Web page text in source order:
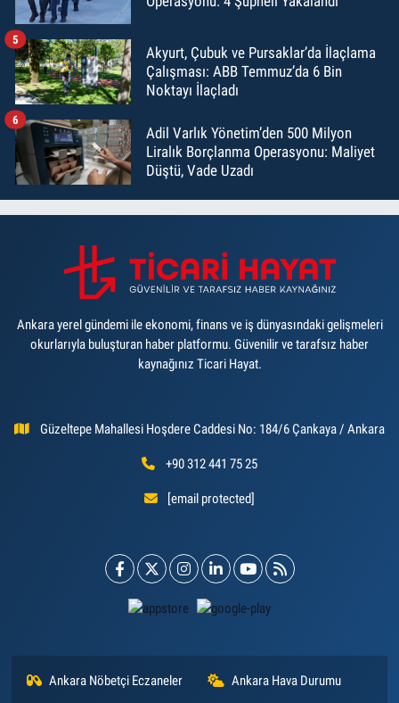
Akyurt, Çubuk ve Pursaklar’da İlaçlama
Çalışması: ABB Temmuz’da 6 Bin
Noktayı İlaçladı
5
Adil Varlık Yönetim’den 500 Milyon
Liralık Borçlanma Operasyonu: Maliyet
Düştü, Vade Uzadı
6
Ankara yerel gündemi ile ekonomi, finans ve iş dünyasındaki gelişmeleri
okurlarıyla buluşturan haber platformu. Güvenilir ve tarafsız haber
kaynağınız Ticari Hayat.
Güzeltepe Mahallesi Hoşdere Caddesi No: 184/6 Çankaya / Ankara
+90 312 441 75 25
[email protected]
Ankara Nöbetçi Eczaneler Ankara Hava Durumu